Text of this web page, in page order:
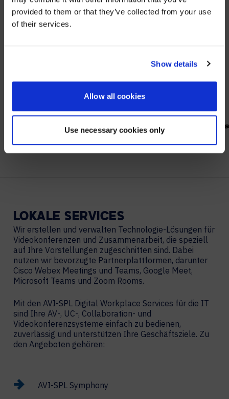
provided to them or that they’ve collected from your use
of their services.
Show details
Allow all cookies
Use necessary cookies only
LOKALE SERVICES
Wir erstellen und verwalten Technologie-Lösungen für
Videokonferenzen und Zusammenarbeit, die speziell
auf Ihre Vorstellungen zugeschnitten sind. Dabei
nutzen wir bevorzugte Partnerplattformen, darunter
Cisco Webex Meetings und Teams, Google Meet,
Microsoft Teams und Zoom Rooms.
Mit den AVI-SPL Digital Workplace Services für die IT
sind Ihre AV-, UC-, Collaboration- und
Videokonferenzsysteme einfach zu bedienen,
zuverlässig und unterstützen Ihre Geschäftsziele. Zu
den Angeboten gehören:
AVI-SPL Symphony
Visit avispl.cominstead?
NO, STAY ON THIS SITE